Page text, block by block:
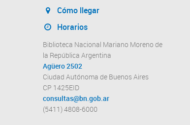
Cómo llegar
Horarios
Biblioteca Nacional Mariano Moreno de
la República Argentina
Agüero 2502
Ciudad Autónoma de Buenos Aires
CP 1425EID
consultas@bn.gob.ar
(5411) 4808-6000